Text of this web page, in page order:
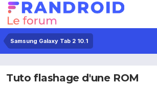
Samsung Galaxy Tab 2 10.1
Tuto flashage d'une ROM